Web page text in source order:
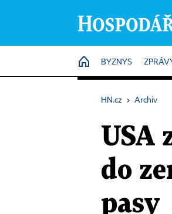
HOME
BYZNYS
HN.cz › Archiv
USA
do
pasy